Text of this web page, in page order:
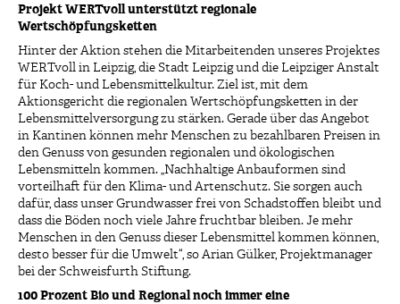
Projekt WERTvoll unterstützt regionale
Wertschöpfungsketten
Hinter der Aktion stehen die Mitarbeitenden unseres Projektes
WERTvoll in Leipzig, die Stadt Leipzig und die Leipziger Anstalt
für Koch- und Lebensmittelkultur. Ziel ist, mit dem
Aktionsgericht die regionalen Wertschöpfungsketten in der
Lebensmittelversorgung zu stärken. Gerade über das Angebot
in Kantinen können mehr Menschen zu bezahlbaren Preisen in
den Genuss von gesunden regionalen und ökologischen
Lebensmitteln kommen. „Nachhaltige Anbauformen sind
vorteilhaft für den Klima- und Artenschutz. Sie sorgen auch
dafür, dass unser Grundwasser frei von Schadstoffen bleibt und
dass die Böden noch viele Jahre fruchtbar bleiben. Je mehr
Menschen in den Genuss dieser Lebensmittel kommen können,
desto besser für die Umwelt“, so Arian Gülker, Projektmanager
bei der Schweisfurth Stiftung.
100 Prozent Bio und Regional noch immer eine